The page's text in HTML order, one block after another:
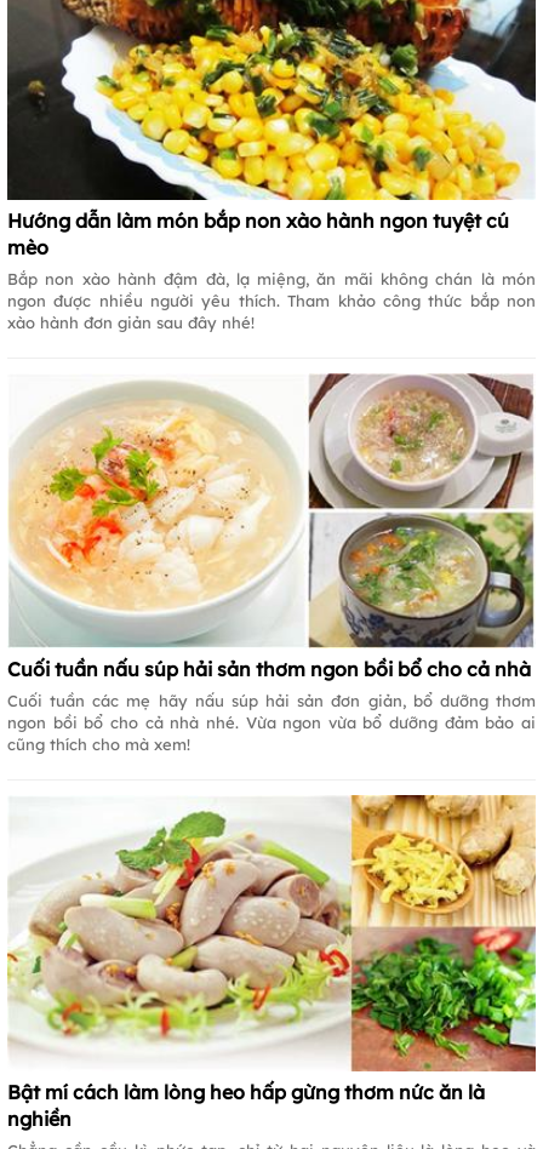
Hướng dẫn làm món bắp non xào hành ngon tuyệt cú
mèo
Bắp non xào hành đậm đà, lạ miệng, ăn mãi không chán là món
ngon được nhiều người yêu thích. Tham khảo công thức bắp non
xào hành đơn giản sau đây nhé!
Cuối tuần nấu súp hải sản thơm ngon bồi bổ cho cả nhà
Cuối tuần các mẹ hãy nấu súp hải sản đơn giản, bổ dưỡng thơm
ngon bồi bổ cho cả nhà nhé. Vừa ngon vừa bổ dưỡng đảm bảo ai
cũng thích cho mà xem!
Bật mí cách làm lòng heo hấp gừng thơm nức ăn là
nghiền